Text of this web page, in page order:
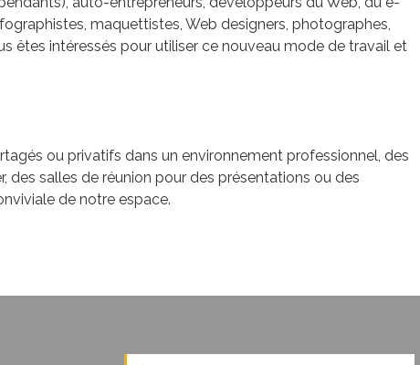
maquettistes, Web designers, photographes,
êtes intéressés pour utiliser ce nouveau mode de travail et
ou privatifs dans un environnement professionnel, des
des salles de réunion pour des présentations ou des
de notre espace.